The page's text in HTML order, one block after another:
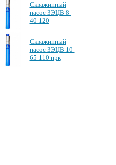
Скважинный
насос 3ЭЦВ 8-
40-120
Скважинный
насос 3ЭЦВ 10-
65-110 нрк